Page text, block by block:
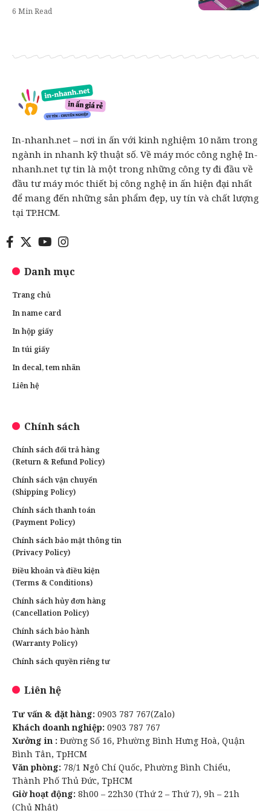
6 Min Read
In-nhanh.net – nơi in ấn với kinh nghiệm 10 năm trong
ngành in nhanh kỹ thuật số. Về máy móc công nghệ In-
nhanh.net tự tin là một trong những công ty đi đầu về
đầu tư máy móc thiết bị công nghệ in ấn hiện đại nhất
để mang đến những sản phẩm đẹp, uy tín và chất lượng
tại TP.HCM.
Danh mục
Trang chủ
In name card
In hộp giấy
In túi giấy
In decal, tem nhãn
Liên hệ
Chính sách
Chính sách đổi trả hàng
(Return & Refund Policy)
Chính sách vận chuyển
(Shipping Policy)
Chính sách thanh toán
(Payment Policy)
Chính sách bảo mật thông tin
(Privacy Policy)
Điều khoản và điều kiện
(Terms & Conditions)
Chính sách hủy đơn hàng
(Cancellation Policy)
Chính sách bảo hành
(Warranty Policy)
Chính sách quyền riêng tư
Liên hệ
Tư vấn & đặt hàng: 0903 787 767(Zalo)
Khách doanh nghiệp: 0903 787 767
Xưởng in : Đường Số 16, Phường Bình Hưng Hoà, Quận
Bình Tân, TpHCM
Văn phòng: 78/1 Ngô Chí Quốc, Phường Bình Chiểu,
Thành Phố Thủ Đức, TpHCM
Giờ hoạt động: 8h00 – 22h30 (Thứ 2 – Thứ 7), 9h – 21h
(Chủ Nhật)